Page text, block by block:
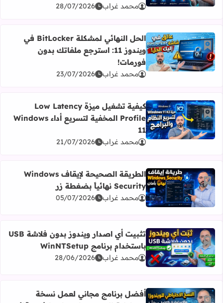
محمد غراب 28/07/2026
أضف إلى العلامات المرجعية
اقرأ المزيد عن الحل النهائي لمشكلة BitLocker في ويندوز 11: استرجع ملفاتك بدون فورمات!
الحل النهائي لمشكلة BitLocker في
ويندوز 11: استرجع ملفاتك بدون
فورمات!
محمد غراب 23/07/2026
أضف إلى العلامات المرجعية
اقرأ المزيد عن كيفية تشغيل ميزة Low Latency Profile المخفية لتسريع أداء Windows 11
كيفية تشغيل ميزة Low Latency
Profile المخفية لتسريع أداء Windows
11
محمد غراب 21/07/2026
أضف إلى العلامات المرجعية
اقرأ المزيد عن الطريقة الصحيحة لإيقاف Windows Security نهائياً بضغطة زر
الطريقة الصحيحة لإيقاف Windows
Security نهائياً بضغطة زر
محمد غراب 05/07/2026
أضف إلى العلامات المرجعية
اقرأ المزيد عن تثبيت أي اصدار ويندوز بدون فلاشة USB باستخدام برنامج WinNTSetup
تثبيت أي اصدار ويندوز بدون فلاشة USB
باستخدام برنامج WinNTSetup
محمد غراب 28/06/2026
أفضل برنامج مجاني لعمل نسخة